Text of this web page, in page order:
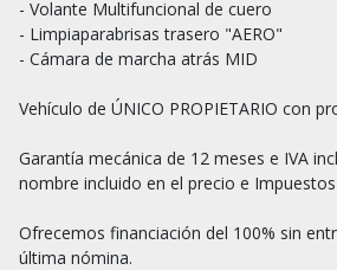
- Volante Multifuncional de cuero
- Limpiaparabrisas trasero "AERO"
- Cámara de marcha atrás MID
Vehículo de ÚNICO PROPIETARIO con
Garantía mecánica de 12 meses e IVA
nombre incluido en el precio e
Ofrecemos financiación del 100% sin
última nómina.